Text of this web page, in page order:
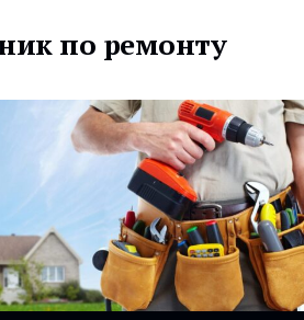
по ремонту